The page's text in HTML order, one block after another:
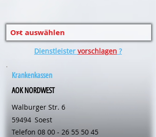
Dienstleister vorschlagen ?
Krankenkassen
AOK NORDWEST
Walburger Str. 6
59494 Soest
Telefon 08 00 - 26 55 50 45